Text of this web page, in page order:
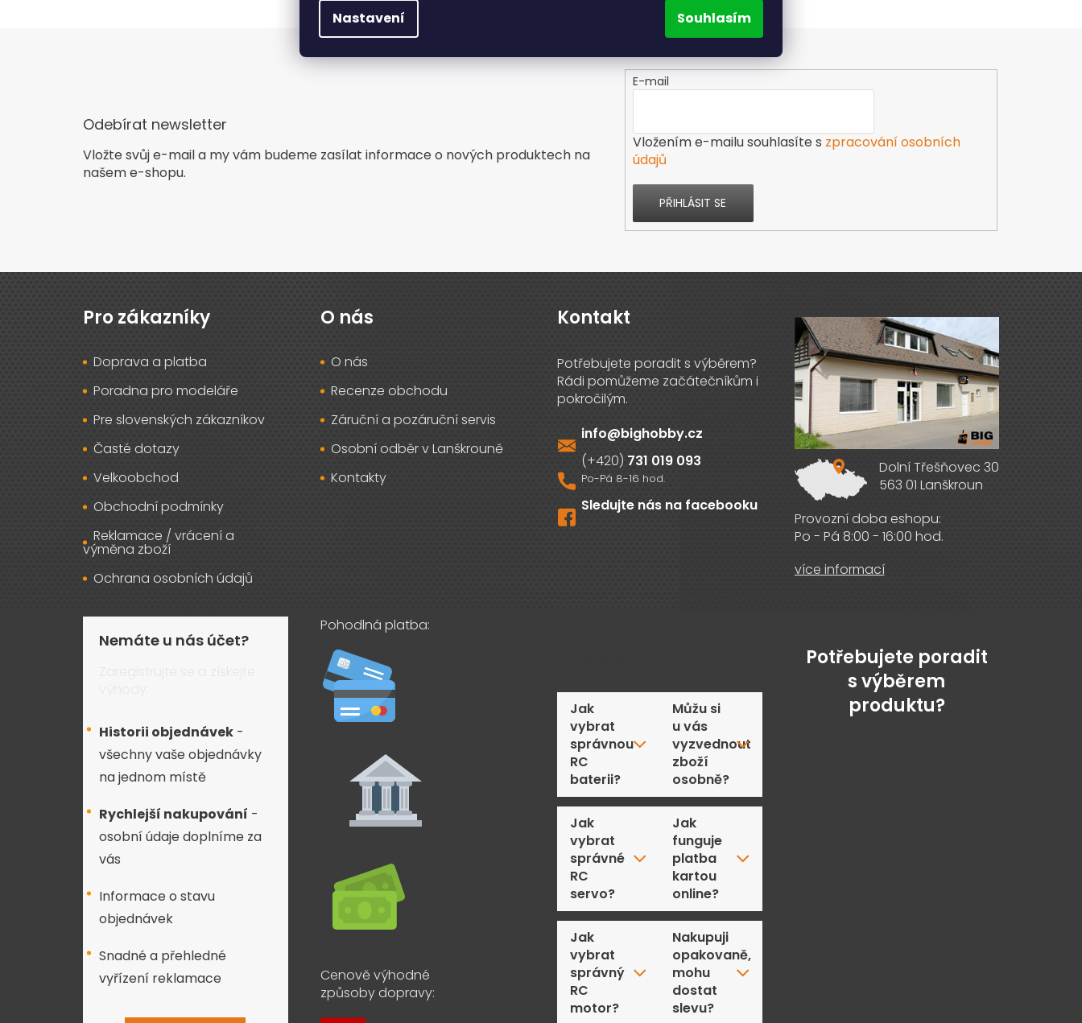
Nastavení Souhlasím
Odebírat newsletter
Vložte svůj e-mail a my vám budeme zasílat informace o nových produktech na
našem e-shopu.
E-mail
Vložením e-mailu souhlasíte s zpracování osobních
údajů
PŘIHLÁSIT SE
Pro zákazníky
Doprava a platba
Poradna pro modeláře
Pre slovenských zákazníkov
Časté dotazy
Velkoobchod
Obchodní podmínky
Reklamace / vrácení a
výměna zboží
Ochrana osobních údajů
O nás
O nás
Recenze obchodu
Záruční a pozáruční servis
Osobní odběr v Lanškrouně
Kontakty
Kontakt
info@bighobby.cz
731 019 093
Sledujte nás na facebooku
Dolní Třešňovec 30
563 01 Lanškroun
Provozní doba eshopu:
Po - Pá 8:00 - 16:00 hod.
více informací
Nemáte u nás účet?
Historii objednávek -
všechny vaše objednávky
na jednom místě
Rychlejší nakupování -
osobní údaje doplníme za
vás
Informace o stavu
objednávek
Snadné a přehledné
vyřízení reklamace
Pohodlná platba:
Cenově výhodné
způsoby dopravy:
Jak
vybrat
správnou
RC
baterii?
Jak
vybrat
správné
RC
servo?
Jak
vybrat
správný
RC
motor?
Můžu si
u vás
vyzvednout
zboží
osobně?
Jak
funguje
platba
kartou
online?
Nakupuji
opakovaně,
mohu
dostat
slevu?
Potřebujete poradit
s výběrem
produktu?